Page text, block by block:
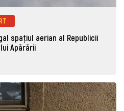
spațiul aerian al Republicii
Apărării